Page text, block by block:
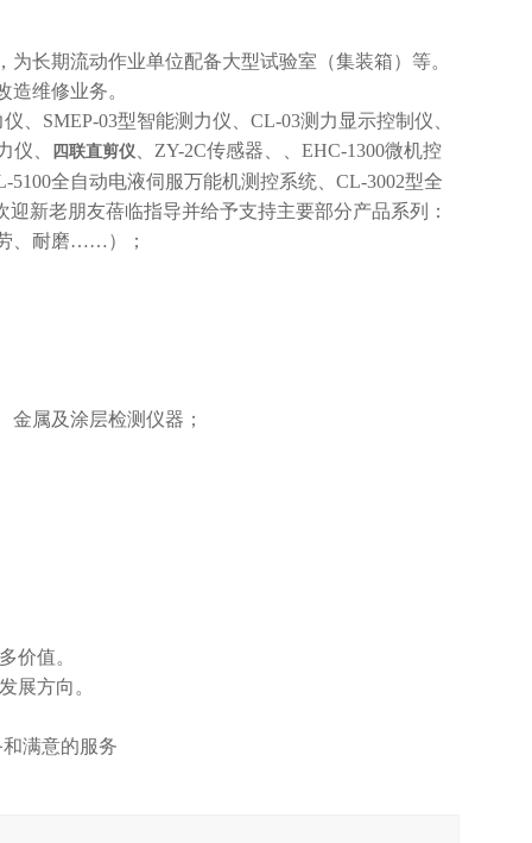
长期流动作业单位配备大型试验室（集装箱）等。
维修业务。
、SMEP-03型智能测力仪、CL-03测力显示控制仪、
仪、
四联直剪仪 、ZY-2C传感器、
、EHC-1300微机控
全自动电液伺服万能机测控系统、CL-3002型全
新老朋友蓓临指导并给予支持主要部分产品系列：
、耐磨……）；
属及涂层检测仪器；
价值。
展方向。
满意的服务